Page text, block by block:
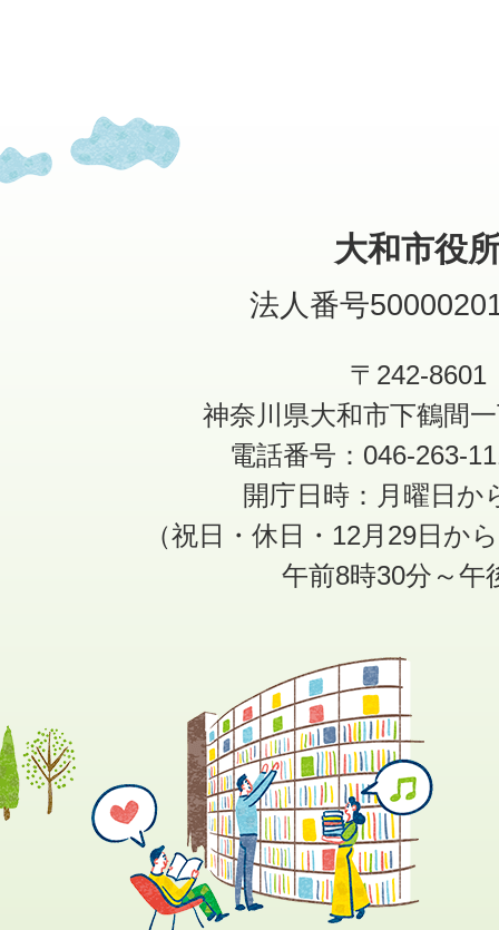
大和市役
法人番号
〒242-8601
神奈川県大和市下鶴間
電話番号：046-263-
開庁日時：月曜日か
（祝日・休日・12月29日か
午前8時30分～午